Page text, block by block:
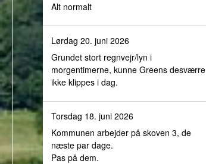
Alt normalt
Lørdag 20. juni 2026
Grundet stort regnvejr/lyn i
morgentimerne, kunne Greens desværre
ikke klippes i dag.
Torsdag 18. juni 2026
Kommunen arbejder på skoven 3, de
næste par dage.
Pas på dem.